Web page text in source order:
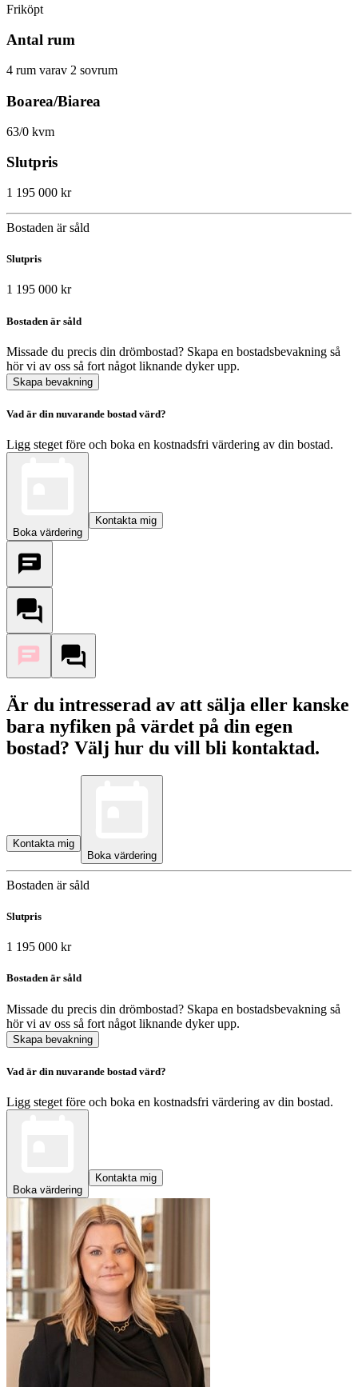
Friköpt
Antal rum
4 rum varav 2 sovrum
Boarea/Biarea
63/0 kvm
Slutpris
1 195 000 kr
Bostaden är såld
Slutpris
1 195 000 kr
Bostaden är såld
Missade du precis din drömbostad? Skapa en bostadsbevakning så
hör vi av oss så fort något liknande dyker upp.
Skapa bevakning
Vad är din nuvarande bostad värd?
Ligg steget före och boka en kostnadsfri värdering av din bostad.
Boka värdering
Kontakta mig
Är du intresserad av att sälja eller kanske
bara nyfiken på värdet på din egen
bostad? Välj hur du vill bli kontaktad.
Kontakta mig
Boka värdering
Bostaden är såld
Slutpris
1 195 000 kr
Bostaden är såld
Missade du precis din drömbostad? Skapa en bostadsbevakning så
hör vi av oss så fort något liknande dyker upp.
Skapa bevakning
Vad är din nuvarande bostad värd?
Ligg steget före och boka en kostnadsfri värdering av din bostad.
Boka värdering
Kontakta mig